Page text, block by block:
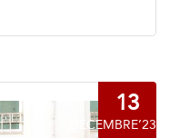
13
DÉCEMBRE’23